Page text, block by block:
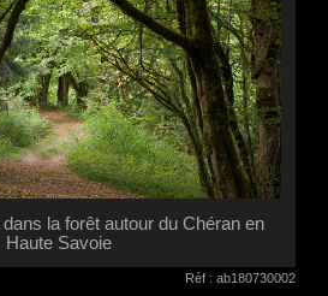
la forêt autour du Chéran en
Haute Savoie
Réf : ab180730002